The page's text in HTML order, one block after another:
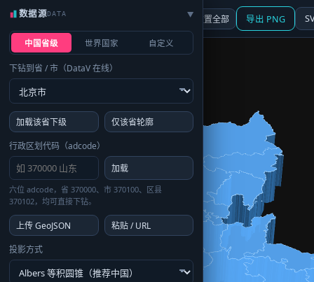
☰ 面板 地图 重置全部 导出 PNG
数据源DATA ▶
中国省级 世界国家 自定义
下钻到省 / 市（DataV 在线）
加载该省下级
仅该省轮廓
行政区划代码（adcode）
加载
六位 adcode，省 370000、市 370100、区县
370102，均可直接下钻。
上传 GeoJSON
粘贴 / URL
投影方式